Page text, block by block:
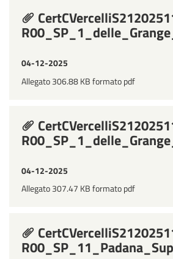
04-12-2025
Allegato 306.88 KB formato pdf
04-12-2025
Allegato 307.47 KB formato pdf